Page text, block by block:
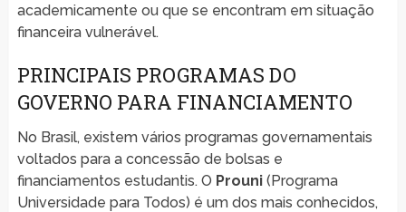
academicamente ou que se encontram em situação
financeira vulnerável.
PRINCIPAIS PROGRAMAS DO
GOVERNO PARA FINANCIAMENTO
No Brasil, existem vários programas governamentais
voltados para a concessão de bolsas e
financiamentos estudantis. O Prouni(Programa
Universidade para Todos) é um dos mais conhecidos,